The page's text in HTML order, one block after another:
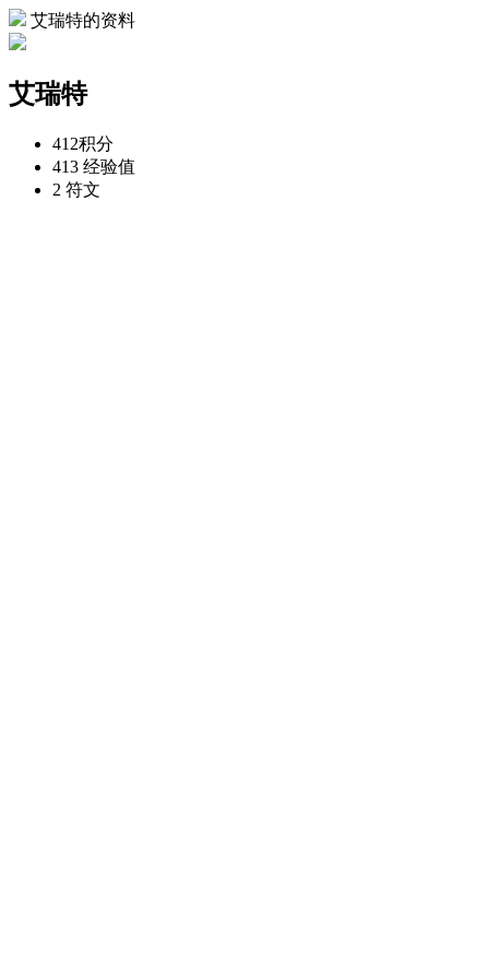
艾瑞特的资料
艾瑞特
412积分
413 经验值
2 符文